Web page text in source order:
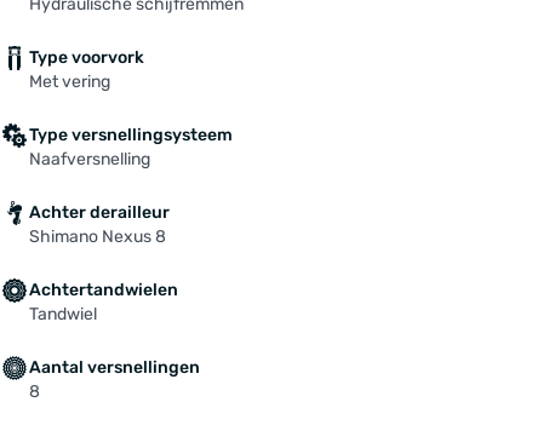
Type voorvork
Met vering
Type versnellingsysteem
Naafversnelling
Achter derailleur
Shimano Nexus 8
Achtertandwielen
Tandwiel
Aantal versnellingen
8